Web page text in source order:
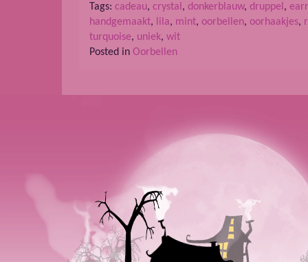
Tags: cadeau, crystal , donkerblauw, druppel ,
handgemaakt, lila, mint, oorbellen, oorhaakjes,
turquoise, uniek, wit
Posted in Oorbellen